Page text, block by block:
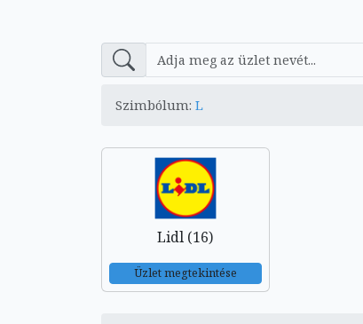
Szimbólum: L
Lidl (16)
Üzlet megtekintése